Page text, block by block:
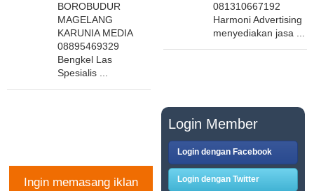
BOROBUDUR
MAGELANG
KARUNIA MEDIA
08895469329
Bengkel Las
Spesialis ...
081310667192
Harmoni Advertising
menyediakan jasa ...
Ingin memasang iklan
Login Member
Login dengan Facebook
Login dengan Twitter